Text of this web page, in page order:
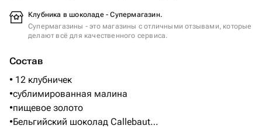
Клубника в шоколаде - Супермагазин.
Супермагазины - это магазины с отличными отзывами, которые
делают всё для качественного сервиса.
Состав
• 12 клубничек
•сублимированная малина
•пищевое золото
•Бельгийский шоколад Callebaut